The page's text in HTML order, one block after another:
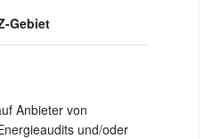
Gebiet
Anbieter von
und/oder